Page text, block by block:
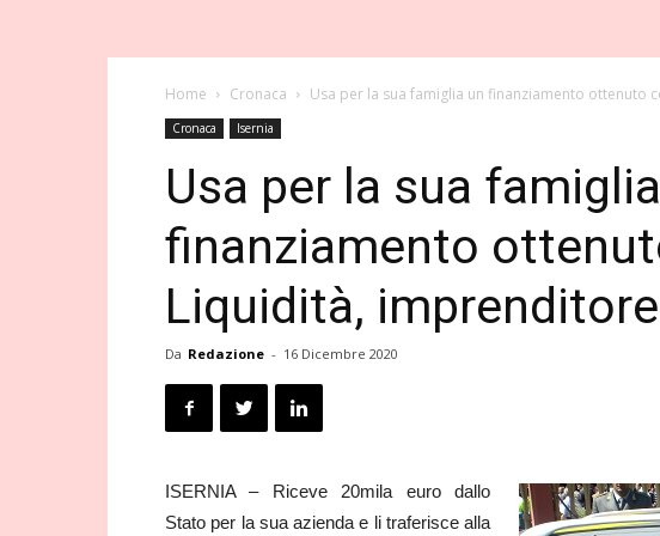
Home Cronaca Usa per la sua famiglia un finanziamento ottenuto
Cronaca Isernia
Usa per la sua
finanziamento
Liquidità,
Da Redazione - 16 Dicembre 2020
ISERNIA – Riceve 20mila euro dallo
Stato per la sua azienda e li traferisce alla